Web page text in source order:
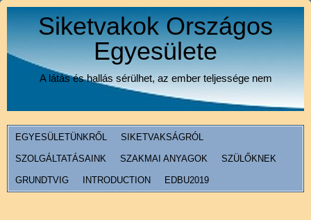
Siketvakok Országos
Egyesülete
A látás és hallás sérülhet, az ember teljessége nem
EGYESÜLETÜNKRŐL SIKETVAKSÁGRÓL
SZOLGÁLTATÁSAINK SZAKMAI ANYAGOK SZÜLŐKNEK
GRUNDTVIG INTRODUCTION EDBU2019